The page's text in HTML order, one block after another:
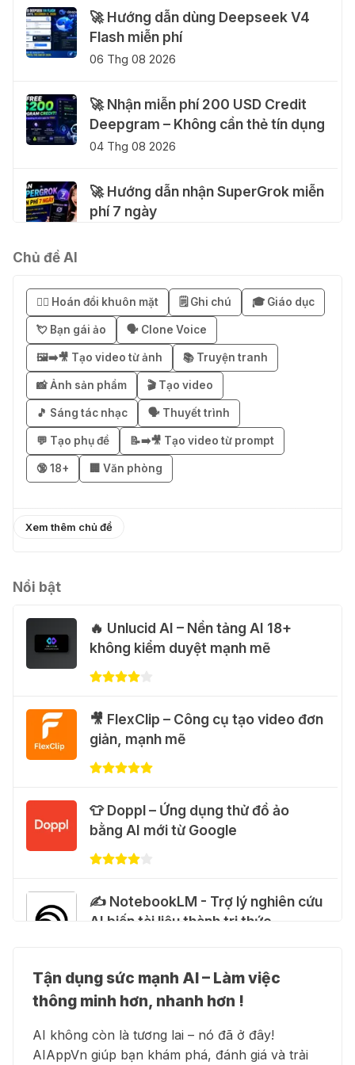
🚀 Hướng dẫn dùng Deepseek V4
Flash miễn phí
06 Thg 08 2026
🚀 Nhận miễn phí 200 USD Credit
Deepgram – Không cần thẻ tín dụng
04 Thg 08 2026
🚀 Hướng dẫn nhận SuperGrok miễn
phí 7 ngày
Business miễn phí 3–6 tháng
03 Thg 08 2026
🎁 Mẹo nhận 1 tháng ChatGPT Plus
miễn phí bằng VPN Mexico
02 Thg 08 2026
֎ Cách nhận ChatGPT Go 12 tháng
miễn phí
💃 Tạo video AI nhảy múa với Google
Flow Motion Control
31 Thg 07 2026
🐈 Nhận miễn phí 30 video AI + 100
hình ảnh mỗi ngày với Dola.com
31 Thg 07 2026
🎁 Hướng dẫn nhận Google Plus 12
tháng miễn phí
Cảnh báo: Xuất hiện script và
hướng dẫn giả mạo giúp "mở khóa"
🍎 Claude for Teachers – chương
15 Thg 07 2026
Chủ đề AI
😶‍🌫️ Hoán đổi khuôn mặt 🗒️ Ghi chú 🎓 Giáo dục
💘 Bạn gái ảo 🗣️ Clone Voice
🖼️➡️🎥 Tạo video từ ảnh 📚 Truyện tranh
📸 Ảnh sản phẩm 🎬 Tạo video
🎵 Sáng tác nhạc 🗣️ Thuyết trình
💬 Tạo phụ đề 📝➡️🎥 Tạo video từ prompt
🔞 18+ 🏢 Văn phòng
Xem thêm chủ đề
Nổi bật
🔥 Unlucid AI – Nền tảng AI 18+
không kiểm duyệt mạnh mẽ
🎥 FlexClip – Công cụ tạo video đơn
giản, mạnh mẽ
👕 Doppl – Ứng dụng thử đồ ảo
bằng AI mới từ Google
✍️ NotebookLM - Trợ lý nghiên cứu
AI biến tài liệu thành tri thức
👗 Higgsfield AI – Biến ý tưởng
thành phim chất lượng cao
Tận dụng sức mạnh AI – Làm việc
thông minh hơn, nhanh hơn !
AI không còn là tương lai – nó đã ở đây!
AIAppVn giúp bạn khám phá, đánh giá và trải